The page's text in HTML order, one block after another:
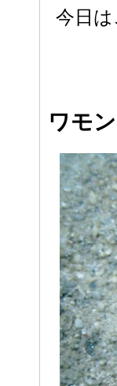
今日
ワモ